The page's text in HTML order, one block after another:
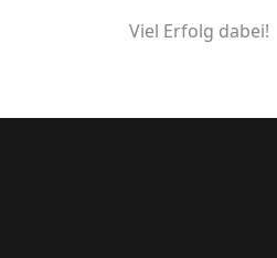
Viel Erfolg dabei!